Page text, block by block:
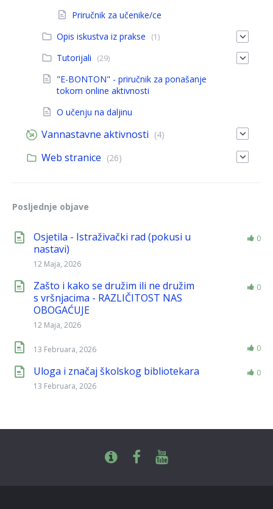
Priručnik za učenike/ce
Opis iskustva iz prakse
(1)
Tutorijali (29)
"E-BONTON" - priručnik za ponašanje
tokom online aktivnosti
O učenju na daljinu
Vannastavne aktivnosti (4)
Web stranice (26)
Posljednje objave
Osjetila - Istraživački rad (pokusi u
nastavi)
12 Maja, 2026
0
Zašto i kako se družim ili ne družim
s vršnjacima - RAZLIČITOST NAS
OBOGAĆUJE
12 Maja, 2026
0
13 Februara, 2026 0
Uloga i značaj školskog bibliotekara
13 Februara, 2026
0